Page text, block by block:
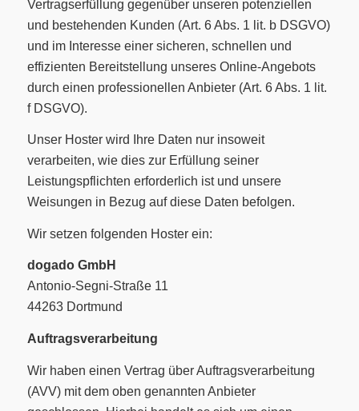
Vertragserfüllung gegenüber unseren potenziellen
und bestehenden Kunden (Art. 6 Abs. 1 lit. b DSGVO)
und im Interesse einer sicheren, schnellen und
effizienten Bereitstellung unseres Online-Angebots
durch einen professionellen Anbieter (Art. 6 Abs. 1 lit.
f DSGVO).
Unser Hoster wird Ihre Daten nur insoweit
verarbeiten, wie dies zur Erfüllung seiner
Leistungspflichten erforderlich ist und unsere
Weisungen in Bezug auf diese Daten befolgen.
Wir setzen folgenden Hoster ein:
dogado GmbH
Antonio-Segni-Straße 11
44263 Dortmund
Auftragsverarbeitung
Wir haben einen Vertrag über Auftragsverarbeitung
(AVV) mit dem oben genannten Anbieter